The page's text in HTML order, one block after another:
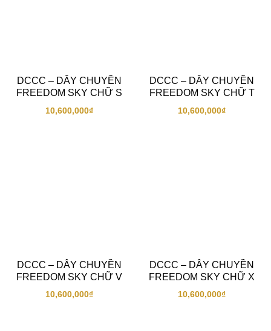
DCCC – DÂY CHUYỀN
FREEDOM SKY CHỮ S
10,600,000₫
DCCC – DÂY CHUYỀN
FREEDOM SKY CHỮ T
10,600,000₫
DCCC – DÂY CHUYỀN
FREEDOM SKY CHỮ V
10,600,000₫
DCCC – DÂY CHUYỀN
FREEDOM SKY CHỮ X
10,600,000₫